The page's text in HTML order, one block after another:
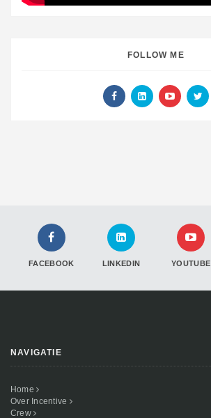
FOLLOW ME
FACEBOOK LINKEDIN YOUTUBE
NAVIGATIE
Home
Over Incentive
Crew